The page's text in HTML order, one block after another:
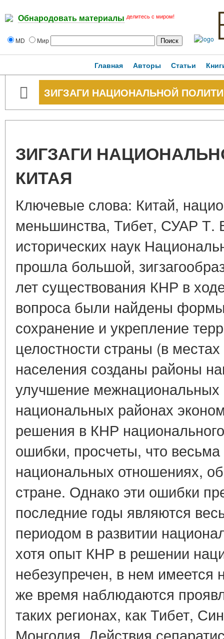
Обнародовать материалы делитесь с миром!
MD Мир
Главная Авторы Статьи
ЗИГЗАГИ НАЦИОНАЛЬНОЙ
ЗИГЗАГИ
КИТАЯ
Ключевые слова: Китай,
меньшинства, Тибет, СУАР
исторических наук
прошла большой,
лет существования КНР в
вопроса были найдены
сохранение и укрепление
целостности страны (в
населения созданы районы
улучшение межнациональных
национальных районах
решения в КНР
ошибки, просчеты, что
национальных отношениях,
стране. Однако эти ошибки
последние годы являются
периодом в развитии
хотя опыт КНР в решении
небезупречен, в нем имеется
же время наблюдаются
таких регионах, как Тибет,
Монголия. Действия